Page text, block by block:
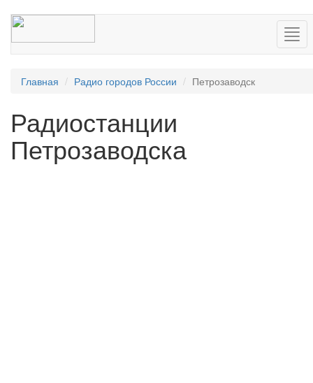
Главная Радио городов России Петрозаводск
Радиостанции
Петрозаводска